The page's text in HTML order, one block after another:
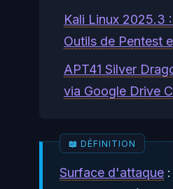
Kali Linux 2025.3
Outils de Pentest
APT41 Silver
via Google Drive
Surface d'attaque